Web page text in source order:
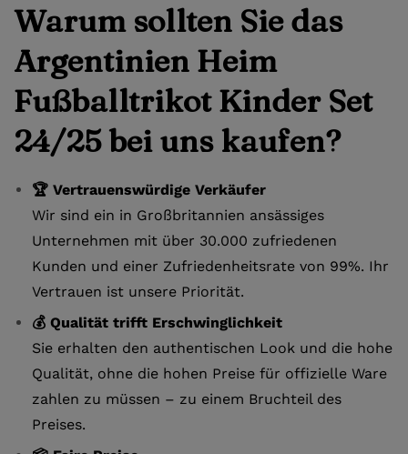
Warum sollten Sie das
Argentinien Heim
Fußballtrikot Kinder Set
24/25 bei uns kaufen?
🏆 Vertrauenswürdige Verkäufer
Wir sind ein in Großbritannien ansässiges
Unternehmen mit über 30.000 zufriedenen
Kunden und einer Zufriedenheitsrate von 99%. Ihr
Vertrauen ist unsere Priorität.
💰 Qualität trifft Erschwinglichkeit
Sie erhalten den authentischen Look und die hohe
Qualität, ohne die hohen Preise für offizielle Ware
zahlen zu müssen – zu einem Bruchteil des
Preises.